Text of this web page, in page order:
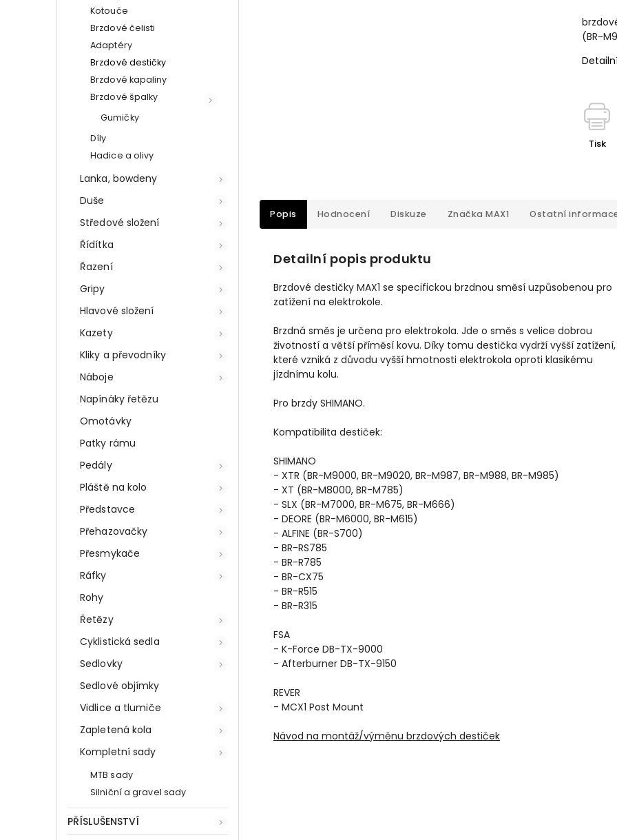
Kotouče
Brzdové čelisti
Adaptéry
Brzdové destičky
Brzdové kapaliny
Brzdové špalky
Gumičky
Díly
Hadice a olivy
Lanka, bowdeny
Duše
Středové složení
Řídítka
Řazení
Gripy
Hlavové složení
Kazety
Kliky a převodníky
Náboje
Napínáky řetězu
Omotávky
Patky rámu
Pedály
Pláště na kolo
Představce
Přehazovačky
Přesmykače
Ráfky
Rohy
Řetězy
Cyklistická sedla
Sedlovky
Sedlové objímky
Vidlice a tlumiče
Zapletená kola
Kompletní sady
MTB sady
Silniční a gravel sady
PŘÍSLUŠENSTVÍ
(BR-
Tisk
Popis Hodnocení Diskuze Značka MAX1 Ostatní
Detailní popis produktu
Brzdové destičky MAX1 se specifickou brzdnou směsí uzpůsobenou pro
zatížení na elektrokole.
Brzdná směs je určena pro elektrokola. Jde o směs s velice dobrou
životností a větší příměsí kovu. Díky tomu destička vydrží vyšší zatížení,
které vzniká z důvodu vyšší hmotnosti elektrokola oproti klasikému
jízdnímu kolu.
Pro brzdy SHIMANO.
Kompatibilita destiček:
SHIMANO
- XTR (BR-M9000, BR-M9020, BR-M987, BR-M988, BR-M985)
- XT (BR-M8000, BR-M785)
- SLX (BR-M7000, BR-M675, BR-M666)
- DEORE (BR-M6000, BR-M615)
- ALFINE (BR-S700)
- BR-RS785
- BR-R785
- BR-CX75
- BR-R515
- BR-R315
FSA
- K-Force DB-TX-9000
- Afterburner DB-TX-9150
REVER
- MCX1 Post Mount
Návod na montáž/výměnu brzdových destiček